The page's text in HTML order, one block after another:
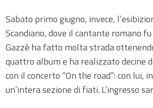
Sabato primo giugno, invece,
Scandiano, dove il cantante romano
Gazzè ha fatto molta strada
quattro album e ha realizzato decine
con il concerto “On the road”: con lui,
un’intera sezione di fiati. L’ingresso